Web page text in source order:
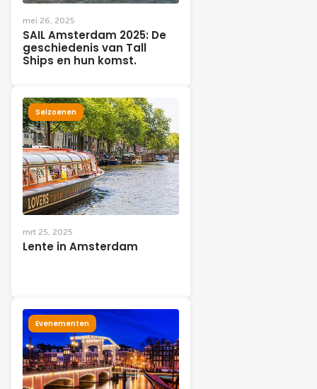
mei 26, 2025
SAIL Amsterdam 2025: De
geschiedenis van Tall
Ships en hun komst.
Seizoenen
mrt 25, 2025
Lente in Amsterdam
Evenementen